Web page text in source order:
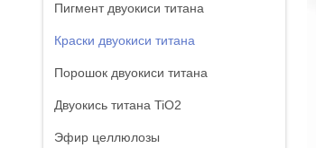
Пигмент двуокиси титана
Краски двуокиси титана
Порошок двуокиси титана
Двуокись титана TiO2
Эфир целлюлозы